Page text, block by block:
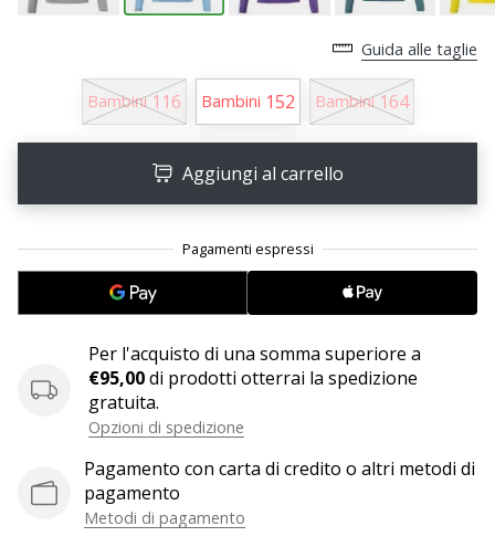
Tempo di lettura: 2 min.
Weplayvolleyball
il
tuo
gestisci
una
un
Guida alle taglie
Bambini 116 Bambini 152 Bambini 164
Aggiungi al carrello
Per l'acquisto di una somma superiore a
€95,00di prodotti otterrai la spedizione
gratuita.
Opzioni di spedizione
Pagamento con carta di credito o altri metodi di
pagamento
Metodi di pagamento